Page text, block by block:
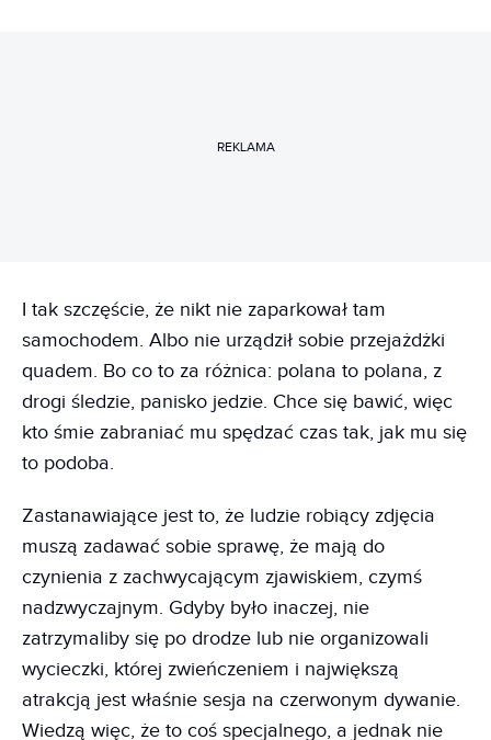
REKLAMA
I tak szczęście, że nikt nie zaparkował tam
samochodem. Albo nie urządził sobie przejażdżki
quadem. Bo co to za różnica: polana to polana, z
drogi śledzie, panisko jedzie. Chce się bawić, więc
kto śmie zabraniać mu spędzać czas tak, jak mu się
to podoba.
Zastanawiające jest to, że ludzie robiący zdjęcia
muszą zadawać sobie sprawę, że mają do
czynienia z zachwycającym zjawiskiem, czymś
nadzwyczajnym. Gdyby było inaczej, nie
zatrzymaliby się po drodze lub nie organizowali
wycieczki, której zwieńczeniem i największą
atrakcją jest właśnie sesja na czerwonym dywanie.
Wiedzą więc, że to coś specjalnego, a jednak nie